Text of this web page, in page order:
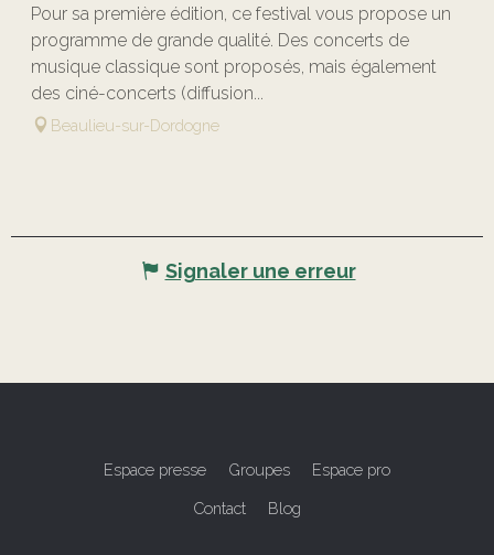
Pour sa première édition, ce festival vous propose un
programme de grande qualité. Des concerts de
musique classique sont proposés, mais également
des ciné-concerts (diffusion...
Beaulieu-sur-Dordogne
Signaler une erreur
Espace presse Groupes Espace pro
Contact Blog